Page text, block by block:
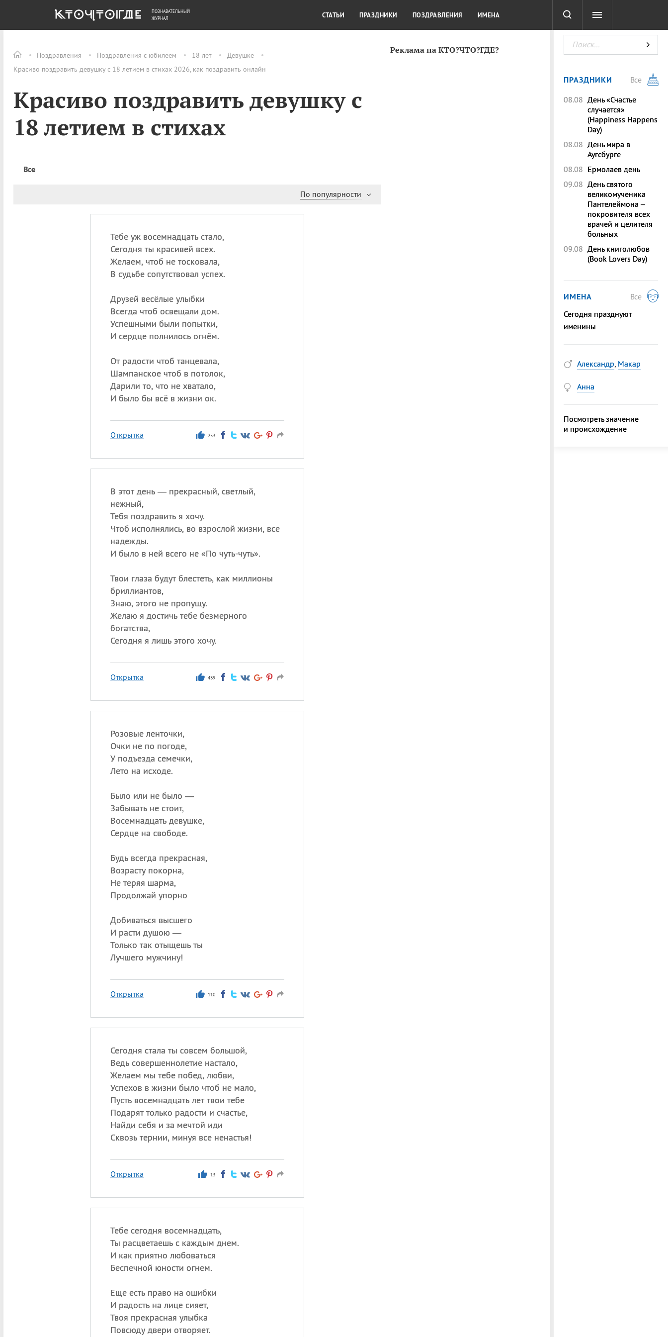
Поздравления Поздравления с юбилеем 18 лет
Девушке
Красиво поздравить девушку с 18 летием в стихах 2026, как поздравить онлайн
Красиво поздравить девушку с
18 летием в стихах
Все
По популярности
Тебе уж восемнадцать стало,
Сегодня ты красивей всех.
Желаем, чтоб не тосковала,
В судьбе сопутствовал успех.
Друзей весёлые улыбки
Всегда чтоб освещали дом.
Успешными были попытки,
И сердце полнилось огнём.
От радости чтоб танцевала,
Шампанское чтоб в потолок,
Дарили то, что не хватало,
И было бы всё в жизни ок.
Открытка 253
В этот день — прекрасный, светлый,
нежный,
Тебя поздравить я хочу.
Чтоб исполнялись, во взрослой жизни, все
надежды.
И было в ней всего не «По чуть-чуть».
Твои глаза будут блестеть, как миллионы
бриллиантов,
Знаю, этого не пропущу.
Желаю я достичь тебе безмерного
богатства,
Сегодня я лишь этого хочу.
Открытка 439
Розовые ленточки,
Очки не по погоде,
У подъезда семечки,
Лето на исходе.
Было или не было —
Забывать не стоит,
Восемнадцать девушке,
Сердце на свободе.
Будь всегда прекрасная,
Возрасту покорна,
Не теряя шарма,
Продолжай упорно
Добиваться высшего
И расти душою —
Только так отыщешь ты
Лучшего мужчину!
Открытка 110
Сегодня стала ты совсем большой,
Ведь совершеннолетие настало,
Желаем мы тебе побед, любви,
Успехов в жизни было чтоб не мало,
Пусть восемнадцать лет твои тебе
Подарят только радости и счастье,
Найди себя и за мечтой иди
Сквозь тернии, минуя все ненастья!
Открытка 13
Тебе сегодня восемнадцать,
Ты расцветаешь с каждым днем.
И как приятно любоваться
Беспечной юности огнем.
Еще есть право на ошибки
И радость на лице сияет,
Твоя прекрасная улыбка
Повсюду двери отворяет.
Реклама на КТО?ЧТО?ГДЕ?
ОБЩЕСТВО ДЕНЬГИ КУЛЬТУРА КРАСОТА ТЕСТЫ
ПОЗНАВАТЕЛЬНЫЙ
ЖУРНАЛ
СТАТЬИ ПРАЗДНИКИ ПОЗДРАВЛЕНИЯ ИМЕНА
ПРАЗДНИКИ
Все
08.08 День «Счастье
случается»
(Happiness Happens
Day)
08.08 День мира в
Аугсбурге
08.08 Ермолаев день
09.08 День святого
великомученика
Пантелеймона –
покровителя всех
врачей и целителя
больных
09.08 День книголюбов
(Book Lovers Day)
ИМЕНА
Все
Сегодня празднуют
именины
Александр, Макар
Анна
Посмотреть значение
и происхождение